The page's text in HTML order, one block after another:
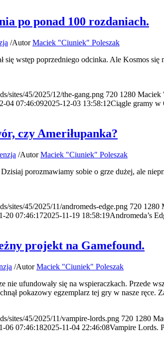
po ponad 100 rozdaniach.
/AutorMaciek "Ciuniek" Poleszak
się wstęp poprzedniego odcinka. Ale Kosmos
sites/45/2025/12/the-gang.png 720 1280 Maciek
04 07:46:092025-12-03 13:58:12Ciągle gramy w
czy Ameriłupanka?
/AutorMaciek "Ciuniek" Poleszak
porozmawiamy sobie o grze dużej, ale
sites/45/2025/11/andromeds-edge.png 720 1280
20 07:46:172025-11-19 18:58:19Andromeda’s
projekt na Gamefound.
/AutorMaciek "Ciuniek" Poleszak
nie ufundowały się na wspieraczkach. Przede
pokazowy egzemplarz tej gry w nasze ręce.
sites/45/2025/11/vampire-lords.png 720 1280
06 07:46:182025-11-04 22:46:08Vampire Lords.